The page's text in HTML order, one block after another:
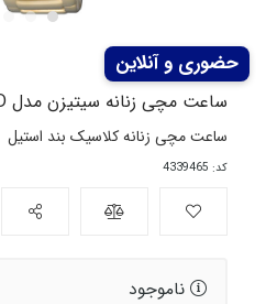
ساعت مچی زنانه سیتیزن مدل EM0336-59D
ساعت مچی زنانه کلاسیک بند استیل
کد: 4339465
ناموجود